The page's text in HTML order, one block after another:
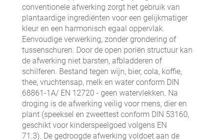
conventionele afwerking zorgt het gebruik van
plantaardige ingrediënten voor een gelijkmatiger
kleur en een harmonisch egaal oppervlak.
Eenvoudige verwerking, zonder grondering of
tussenschuren. Door de open poriën structuur kan
de afwerking niet barsten, afbladderen of
schilferen. Bestand tegen wijn, bier, cola, koffie,
thee, vruchtensap, melk en water conform DIN
68861-1A/ EN 12720 - geen watervlekken. Na
droging is de afwerking veilig voor mens, dier en
plant (speeksel en zweettest conform DIN 53160,
geschikt voor kinderspeelgoed volgens EN
71.3). De gedroogde afwerking voldoet aan de